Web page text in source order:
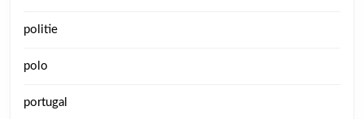
politie
polo
portugal